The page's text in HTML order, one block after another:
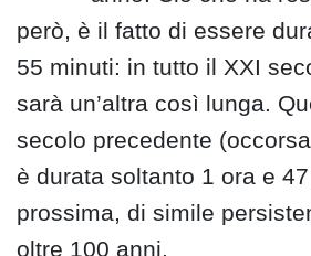
però, è il fatto di essere
55 minuti: in tutto il XXI
sarà un’altra così lunga.
secolo precedente
è durata soltanto 1 ora e
prossima, di simile
oltre 100 anni.